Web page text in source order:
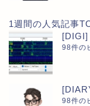
1週間の人気記事
[DIGI]
98件の
98件の